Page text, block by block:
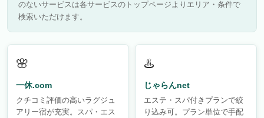
のないサービスは各サービスのトップページよりエリア・条件で
検索いただけます。
🌸
一休.com
クチコミ評価の高いラグジュ
アリー宿が充実。スパ・エス
♨️
じゃらんnet
エステ・スパ付きプランで絞
り込み可。プラン単位で手配